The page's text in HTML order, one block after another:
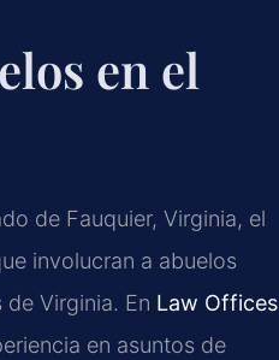
en el
de Fauquier, Virginia, el
involucran a abuelos
Virginia. En Law Offices
en asuntos de